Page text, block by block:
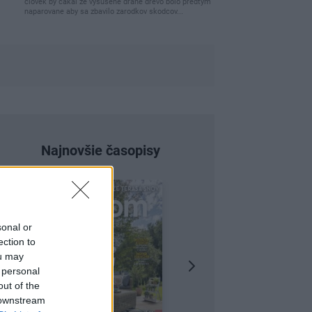
or
to
may
of the
naparovane aby sa zbavilo zarodkov skodcov...
Najnovšie časopisy